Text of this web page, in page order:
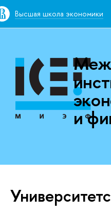
Высшая школа экономики
и